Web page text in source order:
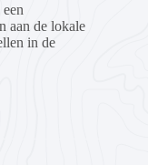
aan de lokale
in de